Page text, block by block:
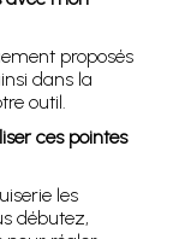
proposés
dans la
outil.
ces pointes
les
débutez,